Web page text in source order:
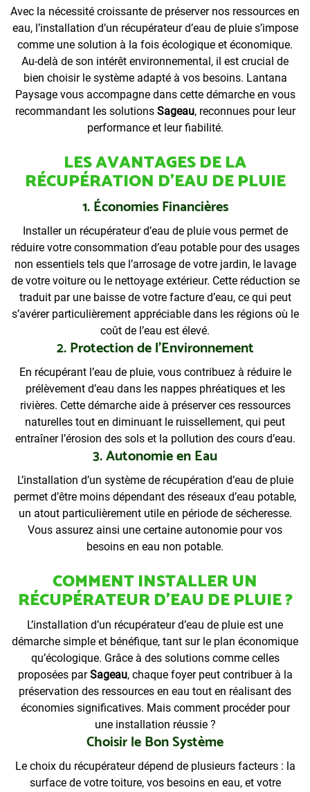
Avec la nécessité croissante de préserver nos ressources en
eau, l’installation d’un récupérateur d’eau de pluie s’impose
comme une solution à la fois écologique et économique.
Au-delà de son intérêt environnemental, il est crucial de
bien choisir le système adapté à vos besoins. Lantana
Paysage vous accompagne dans cette démarche en vous
recommandant les solutions Sageau, reconnues pour leur
performance et leur fiabilité.
LES AVANTAGES DE LA
RÉCUPÉRATION D’EAU DE PLUIE
1. Économies Financières
Installer un récupérateur d’eau de pluie vous permet de
réduire votre consommation d’eau potable pour des usages
non essentiels tels que l’arrosage de votre jardin, le lavage
de votre voiture ou le nettoyage extérieur. Cette réduction se
traduit par une baisse de votre facture d’eau, ce qui peut
s’avérer particulièrement appréciable dans les régions où le
coût de l’eau est élevé.
2. Protection de l’Environnement
En récupérant l’eau de pluie, vous contribuez à réduire le
prélèvement d’eau dans les nappes phréatiques et les
rivières. Cette démarche aide à préserver ces ressources
naturelles tout en diminuant le ruissellement, qui peut
entraîner l’érosion des sols et la pollution des cours d’eau.
3. Autonomie en Eau
L’installation d’un système de récupération d’eau de pluie
permet d’être moins dépendant des réseaux d’eau potable,
un atout particulièrement utile en période de sécheresse.
Vous assurez ainsi une certaine autonomie pour vos
besoins en eau non potable.
COMMENT INSTALLER UN
RÉCUPÉRATEUR D’EAU DE PLUIE ?
L’installation d’un récupérateur d’eau de pluie est une
démarche simple et bénéfique, tant sur le plan économique
qu’écologique. Grâce à des solutions comme celles
proposées parSageau, chaque foyer peut contribuer à la
préservation des ressources en eau tout en réalisant des
économies significatives. Mais comment procéder pour
une installation réussie ?
Choisir le Bon Système
Le choix du récupérateur dépend de plusieurs facteurs : la
surface de votre toiture, vos besoins en eau, et votre